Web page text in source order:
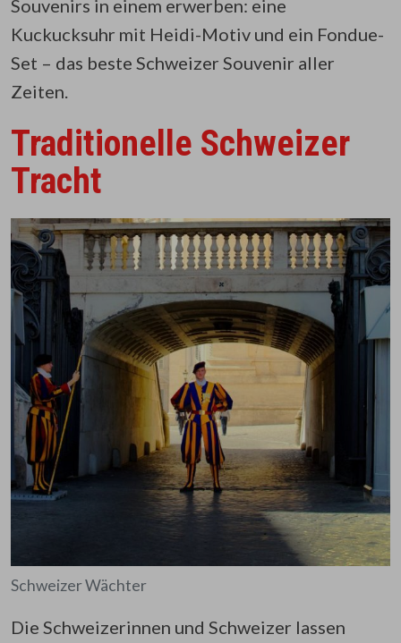
Souvenirs in einem erwerben: eine
Kuckucksuhr mit Heidi-Motiv und ein Fondue-
Set – das beste Schweizer Souvenir aller
Zeiten.
Traditionelle Schweizer
Tracht
Schweizer Wächter
Die Schweizerinnen und Schweizer lassen